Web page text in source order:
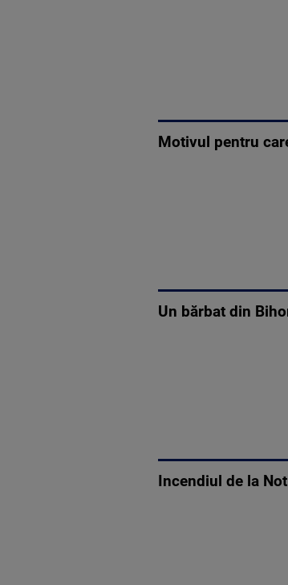
Motivul pentru
Un bărbat din
Incendiul de la